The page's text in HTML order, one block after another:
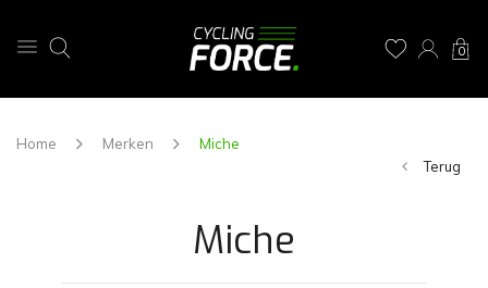
0
Home Merken
Miche
Terug
Miche